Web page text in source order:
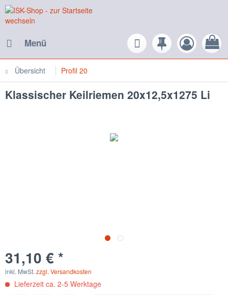
Menü
Übersicht Profil 20
Klassischer Keilriemen 20x12,5x1275 Li
31,10 € *
inkl. MwSt. zzgl. Versandkosten
Lieferzeit ca. 2-5 Werktage